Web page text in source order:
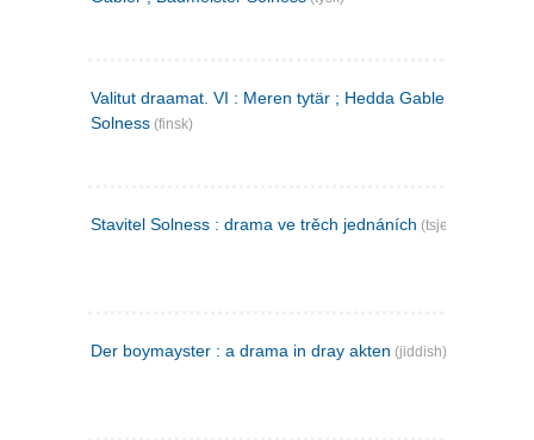
Valitut draamat. VI : Meren tytär ; Hedda Gabler ;
Solness (finsk)
Stavitel Solness : drama ve trěch jednáních (tsjekkisk)
Der boymayster : a drama in dray akten (jiddish)